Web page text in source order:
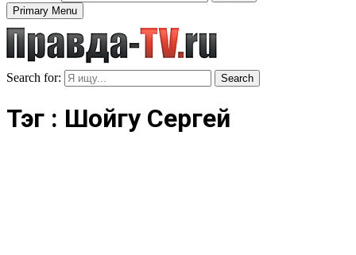
Primary Menu
Search for: Search
Тэг : Шойгу Сергей